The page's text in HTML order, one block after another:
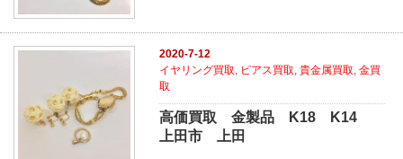
2020-7-12
イヤリング買取, ピアス買取,貴金属買取,金買
取
高価買取 金製品 K18 K14
上田市 上田